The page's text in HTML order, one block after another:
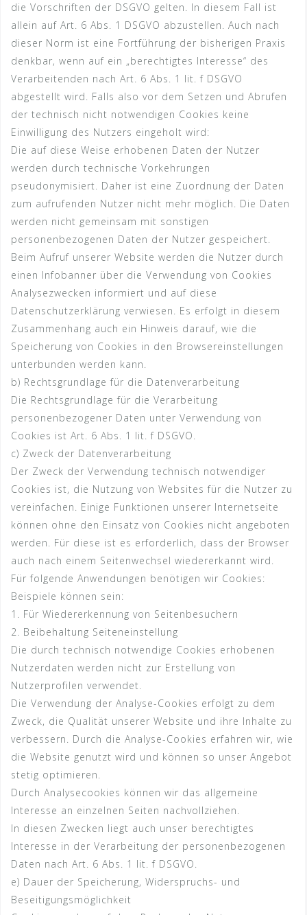
die Vorschriften der DSGVO gelten. In diesem Fall ist
allein auf Art. 6 Abs. 1 DSGVO abzustellen. Auch nach
dieser Norm ist eine Fortführung der bisherigen Praxis
denkbar, wenn auf ein „berechtigtes Interesse“ des
Verarbeitenden nach Art. 6 Abs. 1 lit. f DSGVO
abgestellt wird. Falls also vor dem Setzen und Abrufen
der technisch nicht notwendigen Cookies keine
Einwilligung des Nutzers eingeholt wird:
Die auf diese Weise erhobenen Daten der Nutzer
werden durch technische Vorkehrungen
pseudonymisiert. Daher ist eine Zuordnung der Daten
zum aufrufenden Nutzer nicht mehr möglich. Die Daten
werden nicht gemeinsam mit sonstigen
personenbezogenen Daten der Nutzer gespeichert.
Beim Aufruf unserer Website werden die Nutzer durch
einen Infobanner über die Verwendung von Cookies
Analysezwecken informiert und auf diese
Datenschutzerklärung verwiesen. Es erfolgt in diesem
Zusammenhang auch ein Hinweis darauf, wie die
Speicherung von Cookies in den Browsereinstellungen
unterbunden werden kann.
b) Rechtsgrundlage für die Datenverarbeitung
Die Rechtsgrundlage für die Verarbeitung
personenbezogener Daten unter Verwendung von
Cookies ist Art. 6 Abs. 1 lit. f DSGVO.
c) Zweck der Datenverarbeitung
Der Zweck der Verwendung technisch notwendiger
Cookies ist, die Nutzung von Websites für die Nutzer zu
vereinfachen. Einige Funktionen unserer Internetseite
können ohne den Einsatz von Cookies nicht angeboten
werden. Für diese ist es erforderlich, dass der Browser
auch nach einem Seitenwechsel wiedererkannt wird.
Für folgende Anwendungen benötigen wir Cookies:
Beispiele können sein:
1. Für Wiedererkennung von Seitenbesuchern
2. Beibehaltung Seiteneinstellung
Die durch technisch notwendige Cookies erhobenen
Nutzerdaten werden nicht zur Erstellung von
Nutzerprofilen verwendet.
Die Verwendung der Analyse-Cookies erfolgt zu dem
Zweck, die Qualität unserer Website und ihre Inhalte zu
verbessern. Durch die Analyse-Cookies erfahren wir, wie
die Website genutzt wird und können so unser Angebot
stetig optimieren.
Durch Analysecookies können wir das allgemeine
Interesse an einzelnen Seiten nachvollziehen.
In diesen Zwecken liegt auch unser berechtigtes
Interesse in der Verarbeitung der personenbezogenen
Daten nach Art. 6 Abs. 1 lit. f DSGVO.
e) Dauer der Speicherung, Widerspruchs- und
Beseitigungsmöglichkeit